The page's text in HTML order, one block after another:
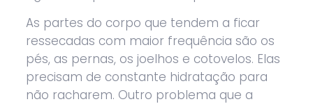
As partes do corpo que tendem a ficar
ressecadas com maior frequência são os
pés, as pernas, os joelhos e cotovelos. Elas
precisam de constante hidratação para
não racharem. Outro problema que a